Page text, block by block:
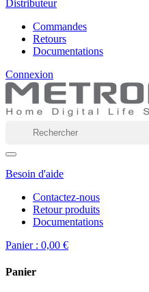
Distributeur
Commandes
Retours
Documentations
Connexion
Besoin d'aide
Contactez-nous
Retour produits
Documentations
Panier : 0,00 €
Panier